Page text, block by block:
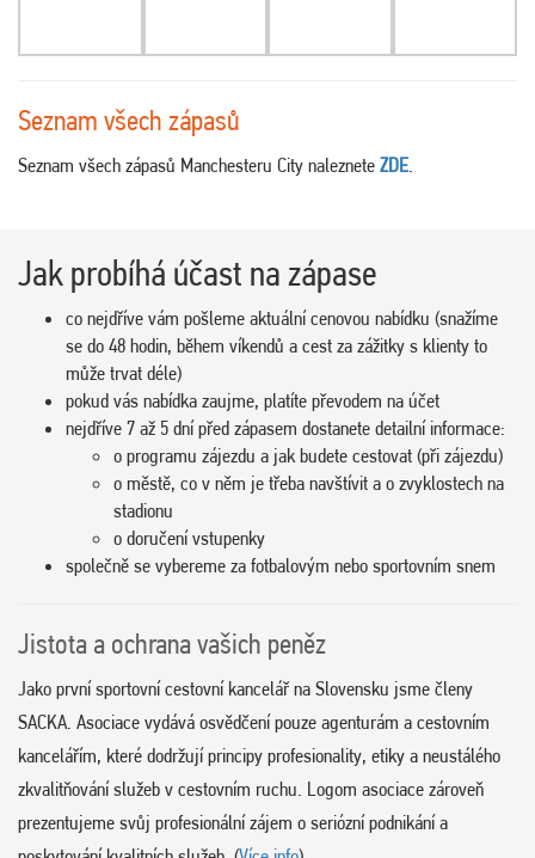
Seznam všech zápasů
Seznam všech zápasů Manchesteru City naleznete ZDE.
Jak probíhá účast na zápase
co nejdříve vám pošleme aktuální cenovou nabídku (snažíme
se do 48 hodin, během víkendů a cest za zážitky s klienty to
může trvat déle)
pokud vás nabídka zaujme, platíte převodem na účet
nejdříve 7 až 5 dní před zápasem dostanete detailní informace:
o programu zájezdu a jak budete cestovat (při zájezdu)
o městě, co v něm je třeba navštívit a o zvyklostech na
stadionu
o doručení vstupenky
společně se vybereme za fotbalovým nebo sportovním snem
Jistota a ochrana vašich peněz
Jako první sportovní cestovní kancelář na Slovensku jsme členy
SACKA. Asociace vydává osvědčení pouze agenturám a cestovním
kancelářím, které dodržují principy profesionality, etiky a neustálého
zkvalitňování služeb v cestovním ruchu. Logom asociace zároveň
prezentujeme svůj profesionální zájem o seriózní podnikání a